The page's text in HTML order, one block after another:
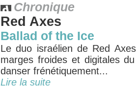
Chronique
Red Axes
Ballad of the Ice
Le duo israélien de Red
marges froides et digitales
danser frénétiquement...
Lire la suite